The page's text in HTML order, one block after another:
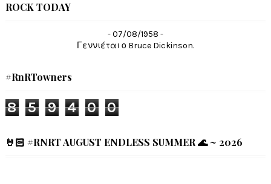
ROCK TODAY
- 07/08/1958 -
Γεννιέται ο Bruce Dickinson.
#RnRTowners
8 5 9 4 0 0
🤘🏻 #RNRT AUGUST ENDLESS SUMMER 🌊 ~ 2026